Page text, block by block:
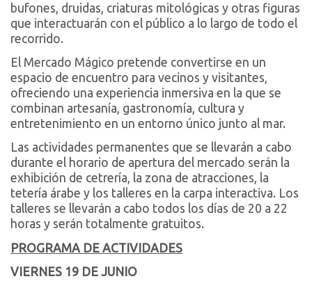
bufones, druidas, criaturas mitológicas y otras figuras
que interactuarán con el público a lo largo de todo el
recorrido.
El Mercado Mágico pretende convertirse en un
espacio de encuentro para vecinos y visitantes,
ofreciendo una experiencia inmersiva en la que se
combinan artesanía, gastronomía, cultura y
entretenimiento en un entorno único junto al mar.
Las actividades permanentes que se llevarán a cabo
durante el horario de apertura del mercado serán la
exhibición de cetrería, la zona de atracciones, la
tetería árabe y los talleres en la carpa interactiva. Los
talleres se llevarán a cabo todos los días de 20 a 22
horas y serán totalmente gratuitos.
PROGRAMA DE ACTIVIDADES
VIERNES 19 DE JUNIO